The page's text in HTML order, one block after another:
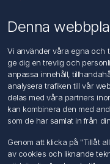
Kontakta oss
Kundtjänst
Sök
Mitt konto
Mina ordrar
Mina adresser
Denna
Vi använder våra egna och
ge dig en trevlig och
anpassa innehåll,
analysera trafiken till vår
delas med våra partners
kan kombinera den med
som de har samlat in från
Genom att klicka på "Tillåt
av cookies och liknande